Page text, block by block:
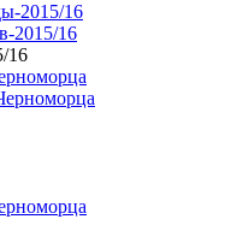
2015/16
2015/16
16